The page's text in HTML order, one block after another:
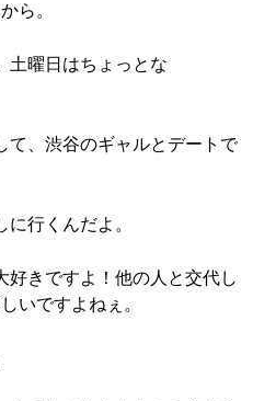
ら。
土曜日はちょっとな
て、渋谷のギャルとデートで
行くんだよ。
好きですよ！他の人と交代し
いですよねぇ。